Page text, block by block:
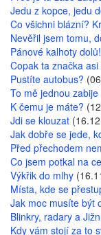
Jedu z kopce, jedu
Co všichni blázní?
Nevěřil jsem tomu,
Pánové kalhoty
Copak ta značka
Pustíte autobus?
To mě jednou zabije
K čemu je máte?
Jdi se klouzat
Jak dobře se jede,
Před přechodem
Co jsem potkal na
Výkřik do mlhy
Místa, kde se
Jak moc musíte být
Blinkry, radary a
Kdy vám stojí za to